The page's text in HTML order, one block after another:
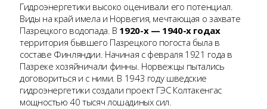
Гидроэнергетики высоко оценивали его потенциал.
Виды на край имела и Норвегия, мечтающая о захвате
Пазрецкого водопада. В 1920-х — 1940-х годах
территория бывшего Пазрецкого погоста была в
составе Финляндии. Начиная с февраля 1921 года в
Пазреке хозяйничали финны. Норвежцы пытались
договориться и с ними. В 1943 году шведские
гидроэнергетики создали проект ГЭС Колтакенгас
мощностью 40 тысяч лошадиных сил.